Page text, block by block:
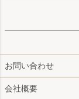
お問い合わせ
会社概要